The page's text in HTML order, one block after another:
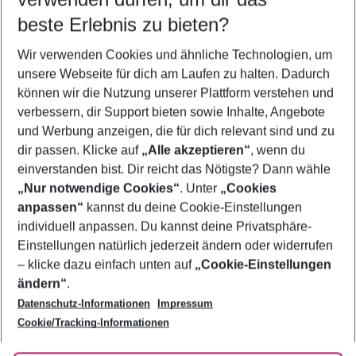
5-8 Nächte
2 Erwachsene Keine Kinder
Mehr Filter anzeigen
Footer
Footer navigation
Über uns
AGB
Bestpreisgarantie
Cookie-Einstellungen ändern
Cookie-Richtlinie
Agenturbetreuung
Barrierefreies Reisen
Folge uns
beste Erlebnis zu bieten?
Wir verwenden Cookies und ähnliche Technologien, um
unsere Webseite für dich am Laufen zu halten. Dadurch
können wir die Nutzung unserer Plattform verstehen und
verbessern, dir Support bieten sowie Inhalte, Angebote
und Werbung anzeigen, die für dich relevant sind und zu
dir passen. Klicke auf „Alle akzeptieren“, wenn du
einverstanden bist. Dir reicht das Nötigste? Dann wähle
„Nur notwendige Cookies“. Unter „Cookies
anpassen“ kannst du deine Cookie-Einstellungen
individuell anpassen. Du kannst deine Privatsphäre-
Einstellungen natürlich jederzeit ändern oder widerrufen
– klicke dazu einfach unten auf „Cookie-Einstellungen
ändern“.
Datenschutz-Informationen
Impressum
Cookie/Tracking-Informationen